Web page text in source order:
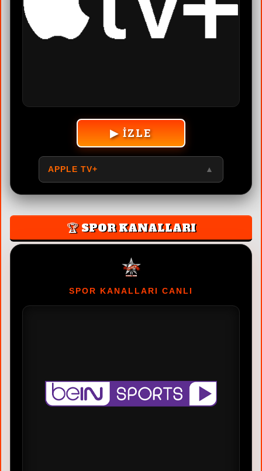
▶ İZLE
APPLE TV+ ▲
🏆 SPOR KANALLARI
SPOR KANALLARI CANLI